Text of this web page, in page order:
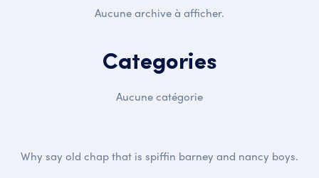
Aucune archive à afficher.
Categories
Aucune catégorie
Why say old chap that is spiffin barney and nancy boys.